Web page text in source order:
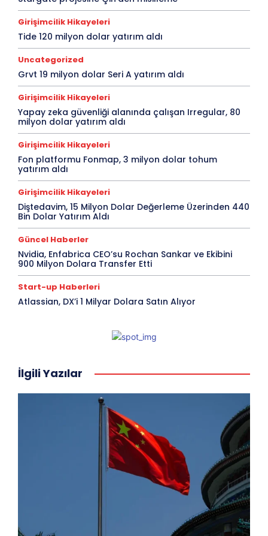
Girişimcilik Hikayeleri
Tide 120 milyon dolar yatırım aldı
Uncategorized
Grvt 19 milyon dolar Seri A yatırım aldı
Girişimcilik Hikayeleri
Yapay zeka güvenliği alanında çalışan Irregular, 80
milyon dolar yatırım aldı
Girişimcilik Hikayeleri
Fon platformu Fonmap, 3 milyon dolar tohum
yatırım aldı
Girişimcilik Hikayeleri
Diştedavim, 15 Milyon Dolar Değerleme Üzerinden 440
Bin Dolar Yatırım Aldı
Güncel Haberler
Nvidia, Enfabrica CEO’su Rochan Sankar ve Ekibini
900 Milyon Dolara Transfer Etti
Start-up Haberleri
Atlassian, DX’i 1 Milyar Dolara Satın Alıyor
İlgili Yazılar